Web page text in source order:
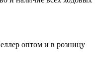
оптом и в розницу